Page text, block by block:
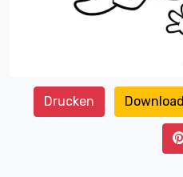
Drucken Download